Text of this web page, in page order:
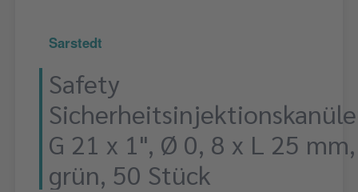
Sarstedt
Safety
G 21 x 1", Ø 0, 8 x L 25 mm,
grün, 50 Stück